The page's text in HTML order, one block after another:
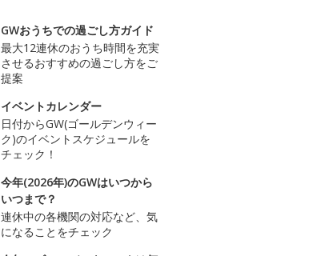
GWおうちでの過ごし方ガイド
最大12連休のおうち時間を充実
させるおすすめの過ごし方をご
提案
イベントカレンダー
日付からGW(ゴールデンウィー
ク)のイベントスケジュールを
チェック！
今年(2026年)のGWはいつから
いつまで？
連休中の各機関の対応など、気
になることをチェック